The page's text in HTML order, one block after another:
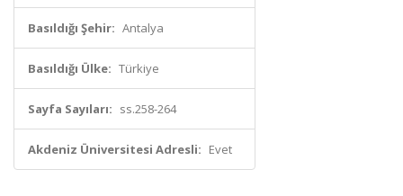
Basıldığı Şehir: Antalya
Basıldığı Ülke: Türkiye
Sayfa Sayıları: ss.258-264
Akdeniz Üniversitesi Adresli: Evet